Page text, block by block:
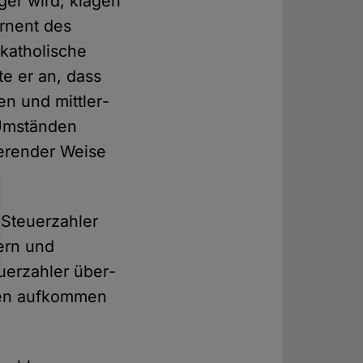
des
er an, dass
und mitt­ler­
Weise
und
über­
auf­kom­men